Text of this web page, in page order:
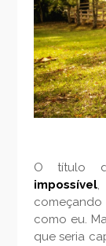
O título
impossível,
como eu.
que seria